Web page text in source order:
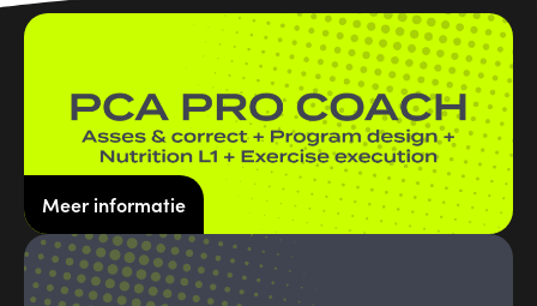
Meer informatie